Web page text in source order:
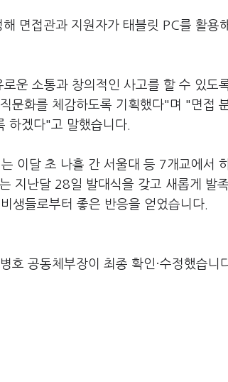
면접관과 지원자가 태블릿 PC를 활용
운 소통과 창의적인 사고를 할 수 있도
문화를 체감하도록 기획했다"며 "면접
하겠다"고 말했습니다.
이달 초 나흘 간 서울대 등 7개교에서
지난달 28일 발대식을 갖고 새롭게 발
생들로부터 좋은 반응을 얻었습니다.
호 공동체부장이 최종 확인·수정했습니